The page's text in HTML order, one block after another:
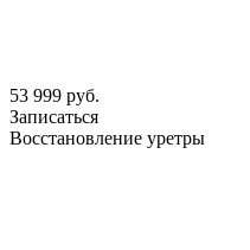
53 999 руб.
Записаться
Восстановление уретры